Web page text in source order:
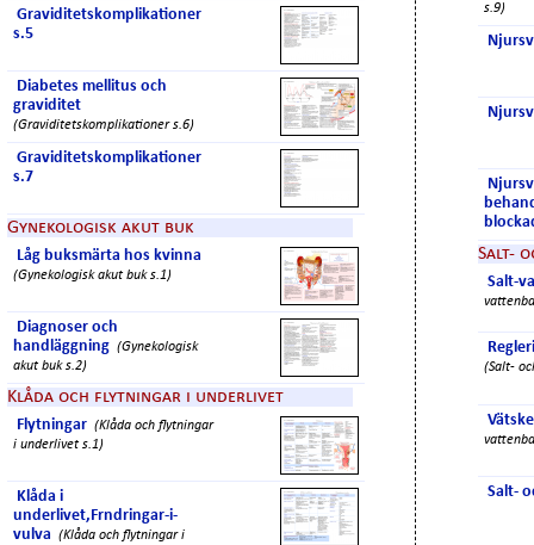
Graviditetskomplikationer
s.5
Diabetes mellitus och
graviditet
(Graviditetskomplikationer s.6)
Graviditetskomplikationer
s.7
Gynekologisk akut buk
Låg buksmärta hos kvinna
(Gynekologisk akut buk s.1)
Diagnoser och
handläggning (Gynekologisk
akut buk s.2)
Klåda och flytningar i underlivet
Flytningar (Klåda och flytningar
i underlivet s.1)
Klåda i
underlivet,Frndringar-i-
vulva (Klåda och flytningar i
s.9)
Salt-
Salt-
(Salt-
Salt-